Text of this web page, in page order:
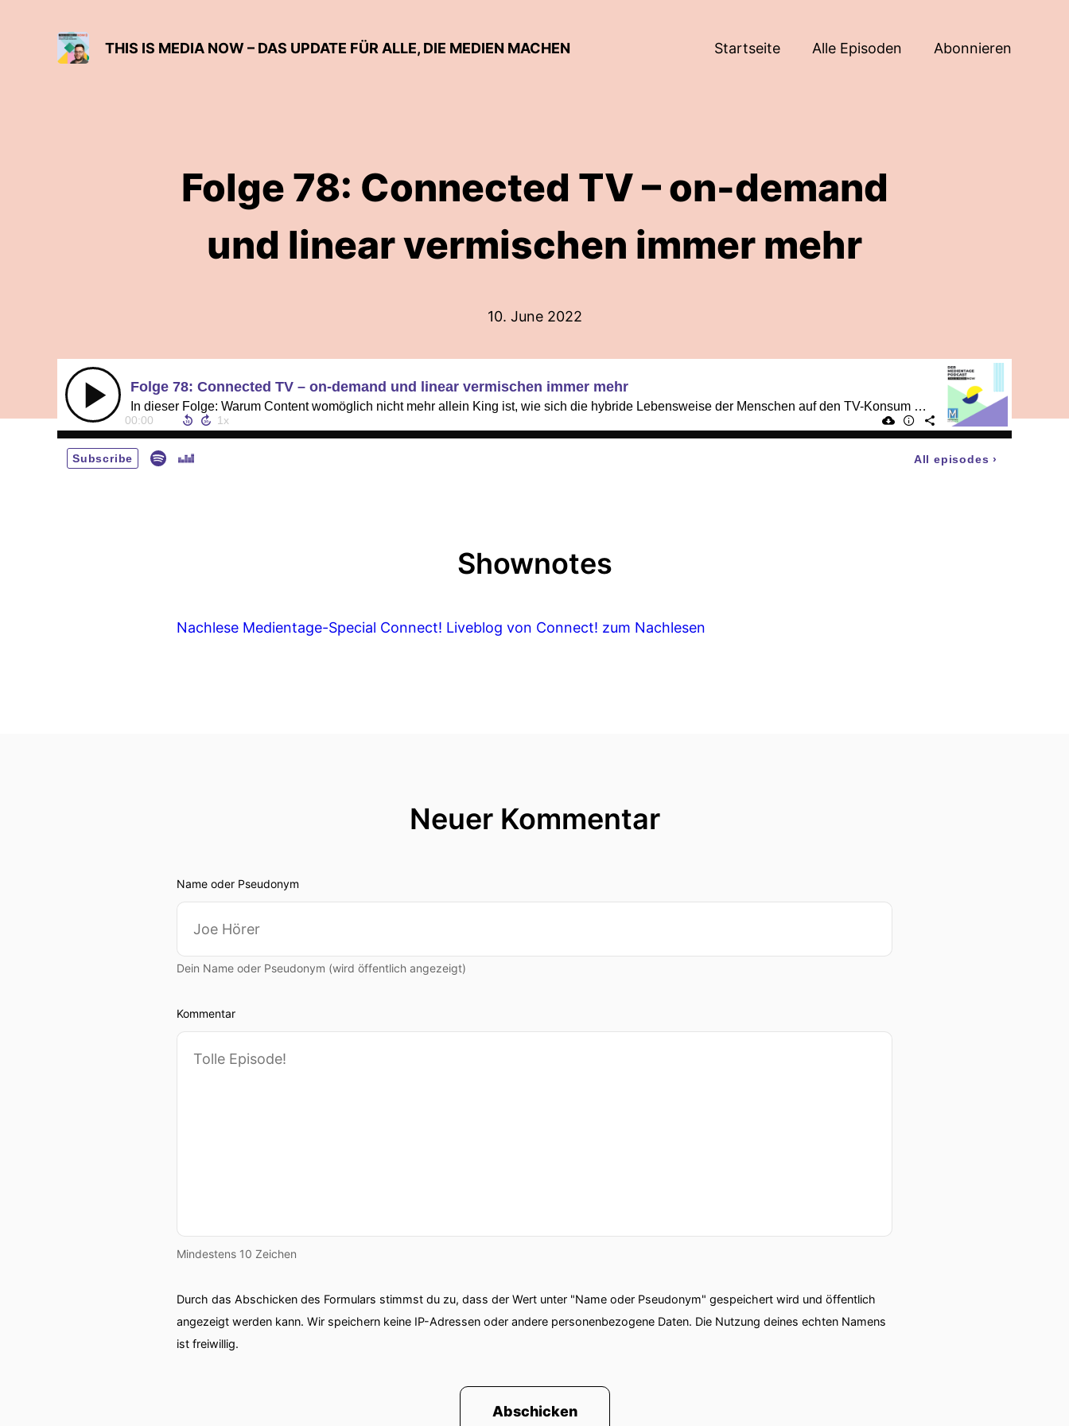
THIS IS MEDIA NOW – DAS UPDATE FÜR ALLE, DIE MEDIEN MACHEN Startseite Alle Episoden Abonnieren
Folge 78: Connected TV – on-demand
und linear vermischen immer mehr
10. June 2022
Folge 78: Connected TV – on-demand und linear vermischen immer mehr
In dieser Folge: Warum Content womöglich nicht mehr allein King ist, wie sich die hybride Lebensweise der Menschen auf den TV-Konsum auswirkt und welche Rolle die Big Player im Markt spielen.
00:00
Subscribe All episodes ›
Shownotes
Nachlese Medientage-Special Connect! Liveblog von Connect! zum Nachlesen
Neuer Kommentar
Name oder Pseudonym
Dein Name oder Pseudonym (wird öffentlich angezeigt)
Kommentar
Mindestens 10 Zeichen
Durch das Abschicken des Formulars stimmst du zu, dass der Wert unter "Name oder Pseudonym" gespeichert wird und öffentlich
angezeigt werden kann. Wir speichern keine IP-Adressen oder andere personenbezogene Daten. Die Nutzung deines echten Namens
ist freiwillig.
Abschicken